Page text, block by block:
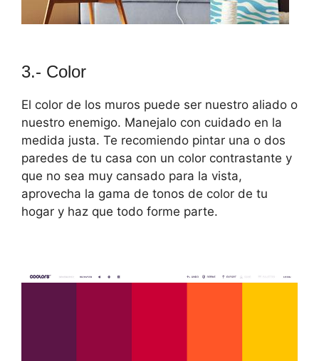
3.- Color
El color de los muros puede ser nuestro aliado o
nuestro enemigo. Manejalo con cuidado en la
medida justa. Te recomiendo pintar una o dos
paredes de tu casa con un color contrastante y
que no sea muy cansado para la vista,
aprovecha la gama de tonos de color de tu
hogar y haz que todo forme parte.